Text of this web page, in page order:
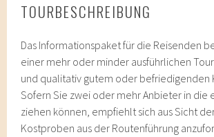
TOURBESCHREIBUNG
Das Informationspaket für die Reisenden
einer mehr oder minder ausführlichen
und qualitativ gutem oder befriedigenden
Sofern Sie zwei oder mehr Anbieter in die
ziehen können, empfiehlt sich aus Sicht
Kostproben aus der Routenführung